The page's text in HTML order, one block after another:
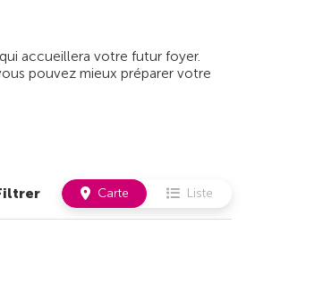
accueillera votre futur foyer.
pouvez mieux préparer votre
Carte Liste